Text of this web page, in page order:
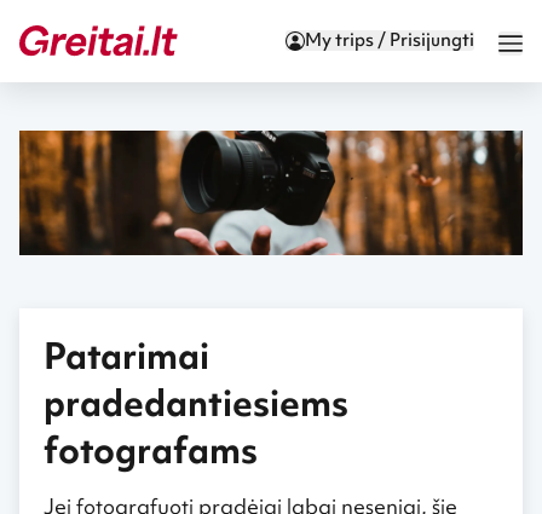
My trips / Prisijungti
Patarimai
pradedantiesiems
fotografams
Jei fotografuoti pradėjai labai neseniai, šie